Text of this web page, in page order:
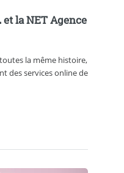
et la NET Agence
la même histoire,
des services online de